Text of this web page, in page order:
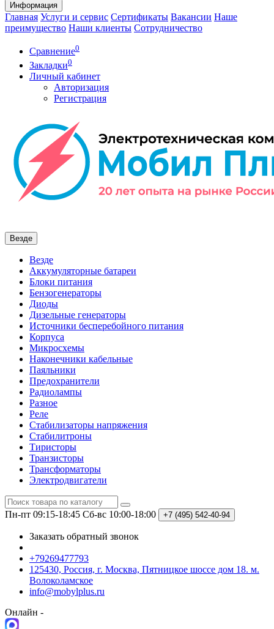
Информация
Главная Услуги и сервис Сертификаты Вакансии Наше
преимущество Наши клиенты Сотрудничество
Сравнение0
Закладки0
Личный кабинет
Авторизация
Регистрация
Везде
Везде
Аккумуляторные батареи
Блоки питания
Бензогенераторы
Диоды
Дизельные генераторы
Источники бесперебойного питания
Корпуса
Микросхемы
Наконечники кабельные
Паяльники
Предохранители
Радиолампы
Разное
Реле
Стабилизаторы напряжения
Стабилитроны
Тиристоры
Транзисторы
Трансформаторы
Электродвигатели
Пн-пт 09:15-18:45 Сб-вс 10:00-18:00 +7 (495) 542-40-94
Заказать обратный звонок
+79269477793
125430, Россия, г. Москва, Пятницкое шоссе дом 18. м.
Волоколамское
info@mobylplus.ru
Онлайн -